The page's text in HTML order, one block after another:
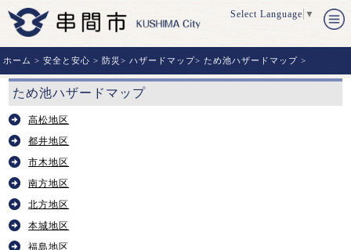
Select Language ▼
ホーム >安全と安心 >防災>ハザードマップ>ため池ハザードマップ >
ため池ハザードマップ
高松地区
都井地区
市木地区
南方地区
北方地区
本城地区
福島地区